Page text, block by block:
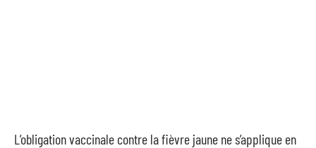
L’obligation vaccinale contre la fièvre jaune ne s’applique en